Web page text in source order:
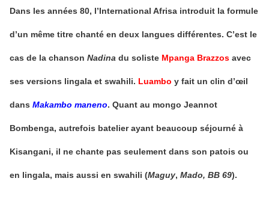
Dans les années 80, l’International Afrisa introduit la formule
d’un même titre chanté en deux langues différentes. C’est le
cas de la chanson Nadina du soliste Mpanga Brazzos avec
ses versions lingala et swahili. Luambo y fait un clin d’œil
dans Makambo maneno. Quant au mongo Jeannot
Bombenga, autrefois batelier ayant beaucoup séjourné à
Kisangani, il ne chante pas seulement dans son patois ou
en lingala, mais aussi en swahili (Maguy, Mado, BB 69).